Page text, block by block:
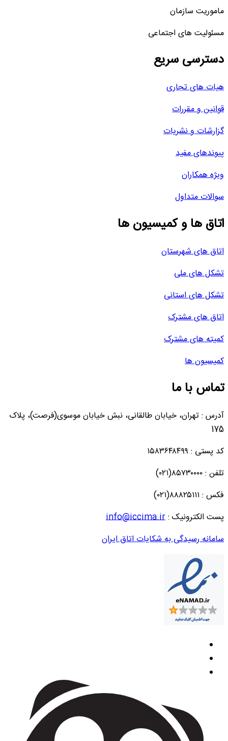
ماموریت سازمان
مسئولیت های اجتماعی
دسترسی سریع
هیات های تجاری
قوانین و مقررات
گزارشات و نشریات
پیوندهای مفید
ویژه همکاران
سوالات متداول
اتاق ها و کمیسیون ها
اتاق های شهرستان
تشکل های ملی
تشکل های استانی
اتاق های مشترک
کمیته های مشترک
کمیسیون ها
تماس با ما
آدرس : تهران، خیابان طالقانی، نبش خیابان موسوی(فرصت)، پلاک
175
کد پستی : ۱۵۸۳۶۴۸۴۹۹
تلفن : ۸۵۷۳۰۰۰۰(۰۲۱)
فکس : ۸۸۸۲۵۱۱۱(۰۲۱)
پست الکترونیک :info@iccima.ir
سامانه رسیدگی به شکایات اتاق ایران